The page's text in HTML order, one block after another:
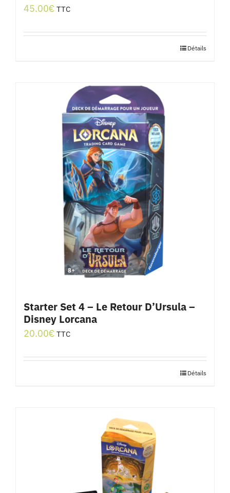
45.00€ TTC
Détails
Starter Set 4 – Le Retour D’Ursula –
Disney Lorcana
20.00€ TTC
Détails